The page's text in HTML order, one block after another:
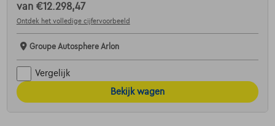
van €12.298,47
Ontdek het volledige cijfervoorbeeld
Groupe Autosphere Arlon
Vergelijk
Bekijk wagen